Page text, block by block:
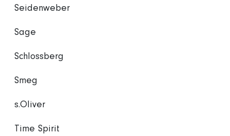
Seidenweber
Sage
Schlossberg
Smeg
s.Oliver
Time Spirit